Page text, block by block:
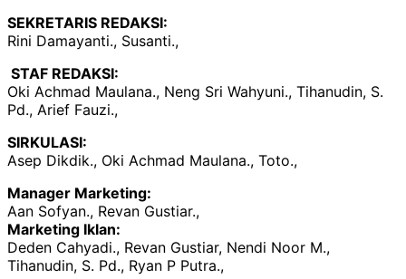
SEKRETARIS REDAKSI:
Rini Damayanti., Susanti.,
STAF REDAKSI:
Oki Achmad Maulana., Neng Sri Wahyuni., Tihanudin, S.
Pd., Arief Fauzi.,
SIRKULASI:
Asep Dikdik., Oki Achmad Maulana., Toto.,
Manager Marketing:
Aan Sofyan., Revan Gustiar.,
Marketing Iklan:
Deden Cahyadi., Revan Gustiar, Nendi Noor M.,
Tihanudin, S. Pd., Ryan P Putra.,